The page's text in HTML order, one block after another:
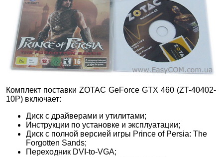
Комплект поставки ZOTAC GeForce GTX 460 (ZT-40402-
10P) включает:
Диск с драйверами и утилитами;
Инструкции по установке и эксплуатации;
Диск с полной версией игры Prince of Persia: The
Forgotten Sands;
Переходник DVI-to-VGA;